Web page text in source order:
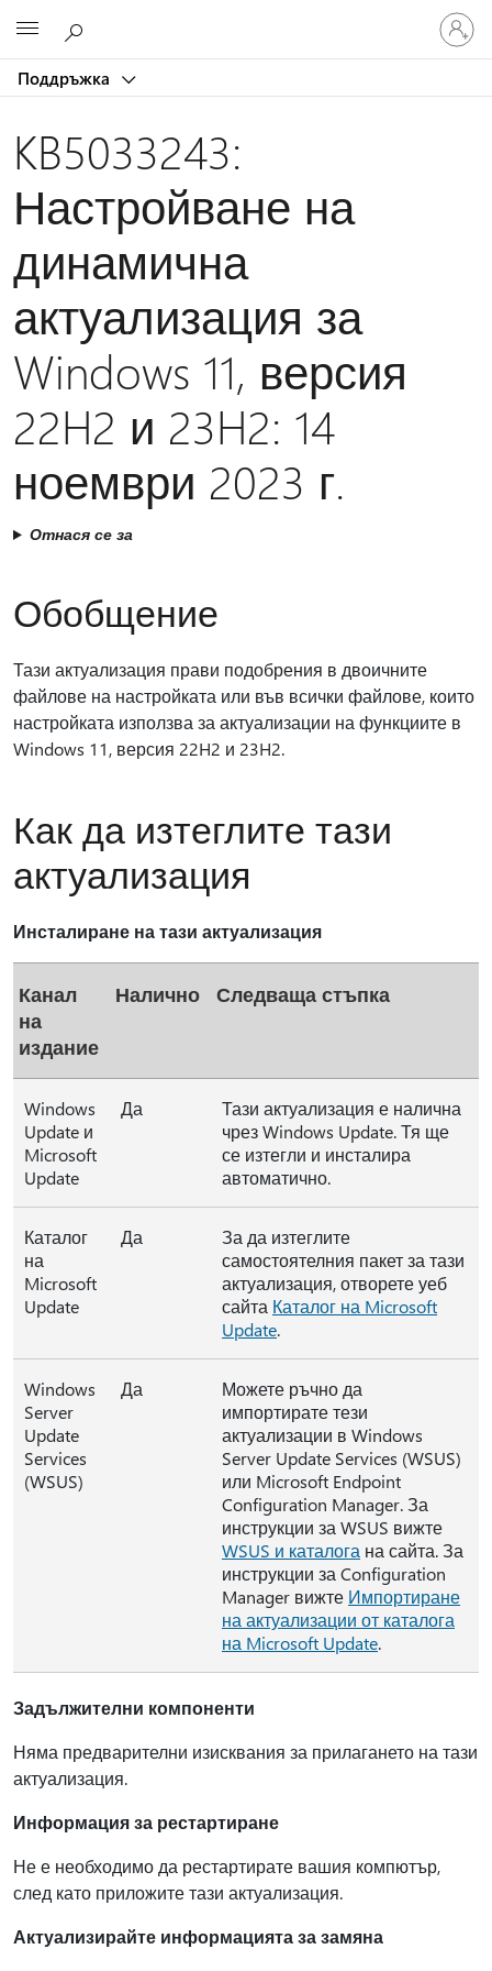
Поддръжка
Влезте
във
вашия
KB5033243:
Настройване на
динамична
актуализация за
Windows 11, версия
22H2 и 23H2: 14
ноември 2023 г.
Отнася се за
Обобщение
Тази актуализация прави подобрения в двоичните
файлове на настройката или във всички файлове, които
настройката използва за актуализации на функциите в
Windows 11, версия 22H2 и 23H2.
Как да изтеглите тази
актуализация
Инсталиране на тази актуализация
Канал
на
издание
Налично Следваща стъпка
Windows
Update и
Microsoft
Update
Да
Тази актуализация е налична
чрез Windows Update. Тя ще
се изтегли и инсталира
автоматично.
Каталог
на
Microsoft
Update
Да
За да изтеглите
самостоятелния пакет за тази
актуализация, отворете уеб
сайта Каталог на Microsoft
Update.
Windows
Server
Update
Services
(WSUS)
Да
Можете ръчно да
импортирате тези
актуализации в Windows
Server Update Services (WSUS)
или Microsoft Endpoint
Configuration Manager. За
инструкции за WSUS вижте
WSUS и каталога на сайта. За
инструкции за Configuration
Manager вижте Импортиране
на актуализации от каталога
на Microsoft Update.
Задължителни компоненти
Няма предварителни изисквания за прилагането на тази
актуализация.
Информация за рестартиране
Не е необходимо да рестартирате вашия компютър,
след като приложите тази актуализация.
Актуализирайте информацията за замяна